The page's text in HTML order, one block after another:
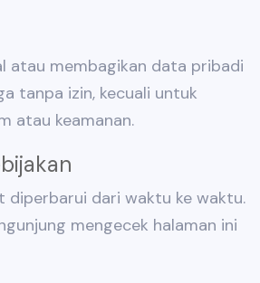
atau membagikan data pribadi
tanpa izin, kecuali untuk
atau keamanan.
diperbarui dari waktu ke waktu.
mengecek halaman ini